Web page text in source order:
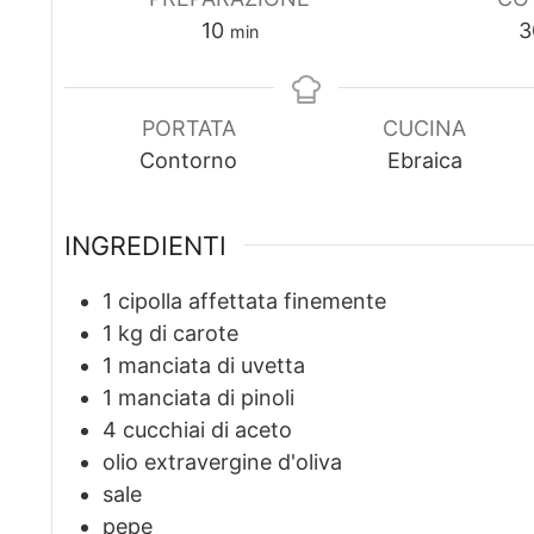
10m
n
u
t
min
PORTATA
Contorno
CUCINA
Ebraica
INGREDIENTI
1 cipolla affettata finemente
1 kg di carote
1 manciata di uvetta
1 manciata di pinoli
4 cucchiai di aceto
olio extravergine d'oliva
sale
pepe